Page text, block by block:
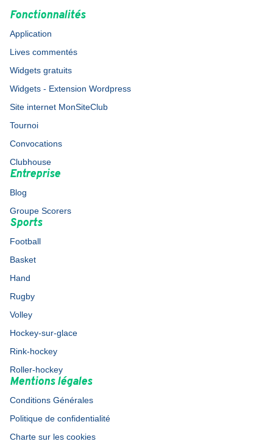
Fonctionnalités
Application
Lives commentés
Widgets gratuits
Widgets - Extension Wordpress
Site internet MonSiteClub
Tournoi
Convocations
Clubhouse
Entreprise
Blog
Groupe Scorers
Sports
Football
Basket
Hand
Rugby
Volley
Hockey-sur-glace
Rink-hockey
Roller-hockey
Mentions légales
Conditions Générales
Politique de confidentialité
Charte sur les cookies